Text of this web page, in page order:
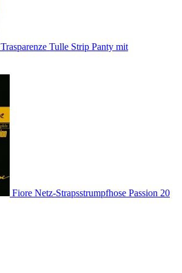
Trasparenze Tulle Strip Panty mit
Fiore Netz-Strapsstrumpfhose Passion 20